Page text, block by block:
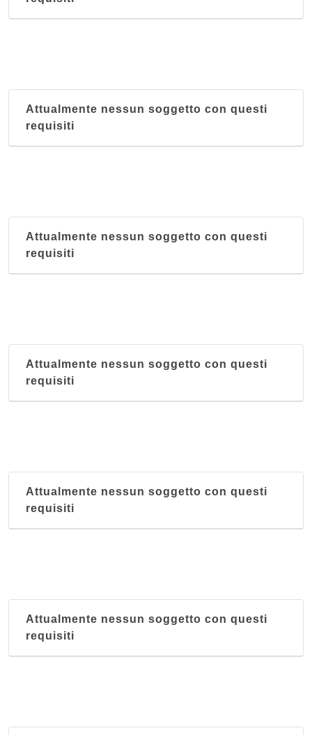
Attualmente nessun soggetto con questi
requisiti
Attualmente nessun soggetto con questi
requisiti
Attualmente nessun soggetto con questi
requisiti
Attualmente nessun soggetto con questi
requisiti
Attualmente nessun soggetto con questi
requisiti